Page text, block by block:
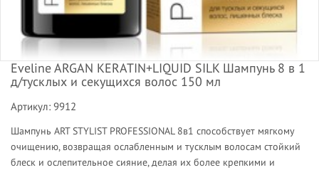
Eveline ARGAN KERATIN+LIQUID SILK Шампунь 8 в 1
д/тусклых и секущихся волос 150 мл
Артикул: 9912
Шампунь ART STYLIST PROFESSIONAL 8в1 способствует мягкому
очищению, возвращая ослабленным и тусклым волосам стойкий
блеск и ослепительное сияние, делая их более крепкими и